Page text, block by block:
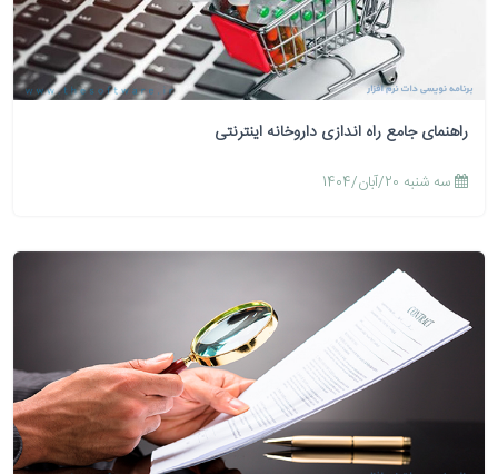
راهنمای جامع راه اندازی داروخانه اینترنتی
سه شنبه 20/آبان/1404